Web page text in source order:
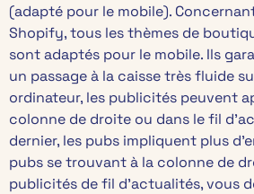
(adapté pour le mobile).
Shopify, tous les thèmes de
sont adaptés pour le mobile. Ils
un passage à la caisse très fluide
ordinateur, les publicités peuvent
colonne de droite ou dans le fil
dernier, les pubs impliquent plus
pubs se trouvant à la colonne de
publicités de fil d’actualités, vous